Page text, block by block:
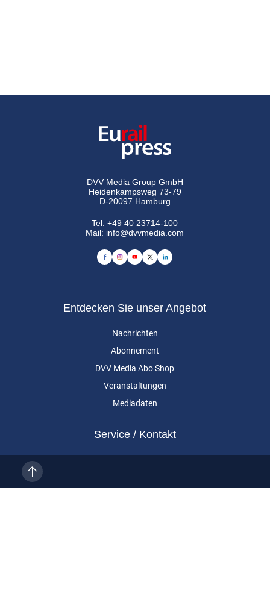
DVV Media Group GmbH
Heidenkampsweg 73-79
D-20097 Hamburg
Tel:+49 40 23714-100
Mail: info@dvvmedia.com
Entdecken Sie unser Angebot
Nachrichten
Abonnement
DVV Media Abo Shop
Veranstaltungen
Mediadaten
Service / Kontakt